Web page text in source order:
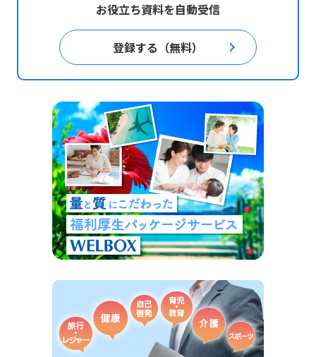
お役立ち資料を自動受信
登録する（無料）